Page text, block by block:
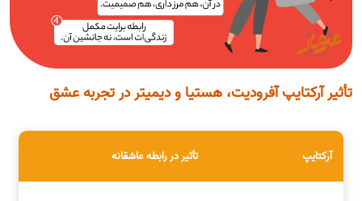
تأثیر آرکتایپ آفرودیت، هستیا و دیمیتر در تجربه عشق
آرکتایپ تأثیر در رابطه عاشقانه